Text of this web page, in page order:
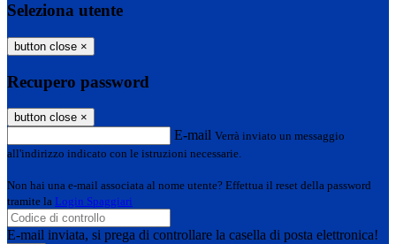
Seleziona utente
button close ×
Recupero password
button close ×
E-mail Verrà inviato un messaggio
all'indirizzo indicato con le istruzioni necessarie.
Non hai una e-mail associata al nome utente? Effettua il reset della password
tramite la Login Spaggiari
E-mail inviata, si prega di controllare la casella di posta elettronica!